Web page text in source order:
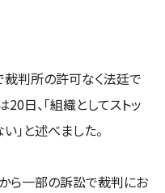
判所の許可なく法廷で
日、「組織としてストッ
」と述べました。
ら一部の訴訟で裁判にお